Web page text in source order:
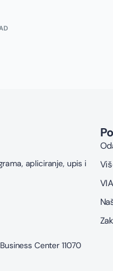
apliciranje, upis i
Center 11070